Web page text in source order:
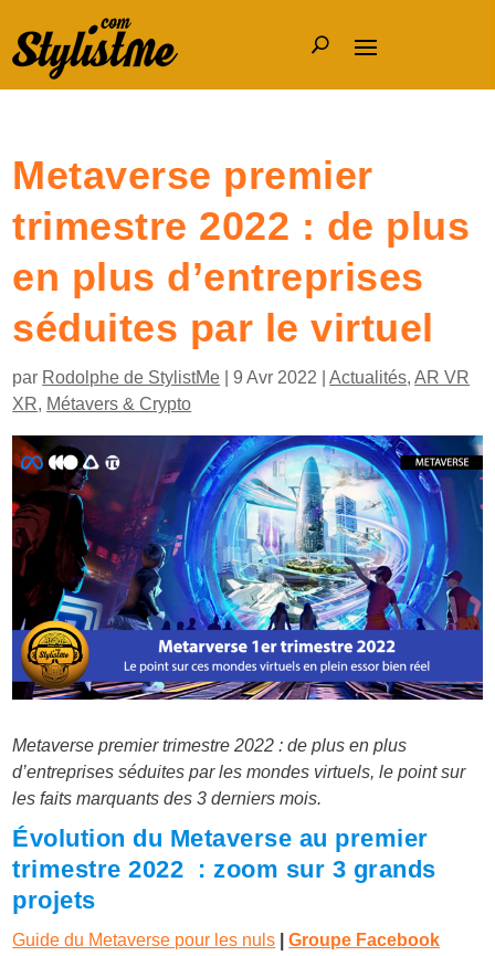
Metaverse premier
trimestre 2022 : de plus
en plus d’entreprises
séduites par le virtuel
par Rodolphe de StylistMe |9 Avr 2022 |Actualités,AR VR
XR, Métavers & Crypto
Metaverse premier trimestre 2022 : de plus en plus
d’entreprises séduites par les mondes virtuels, le point sur
les faits marquants des 3 derniers mois.
Évolution du Metaverse au premier
trimestre 2022 : zoom sur 3 grands
projets
Guide du Metaverse pour les nuls |Groupe Facebook